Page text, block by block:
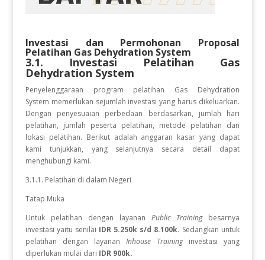
Investasi dan Permohonan Proposal
Pelatihan Gas Dehydration System
3.1. Investasi Pelatihan Gas
Dehydration System
Penyelenggaraan program pelatihan Gas Dehydration
System memerlukan sejumlah investasi yang harus dikeluarkan.
Dengan penyesuaian perbedaan berdasarkan, jumlah hari
pelatihan, jumlah peserta pelatihan, metode pelatihan dan
lokasi pelatihan. Berikut adalah anggaran kasar yang dapat
kami tunjukkan, yang selanjutnya secara detail dapat
menghubungi kami.
3.1.1. Pelatihan di dalam Negeri
Tatap Muka
Untuk pelatihan dengan layanan Public Trainingbesarnya
investasi yaitu senilai IDR 5.250k s/d 8.100k. Sedangkan untuk
pelatihan dengan layanan Inhouse Training investasi yang
diperlukan mulai dari IDR 900k.